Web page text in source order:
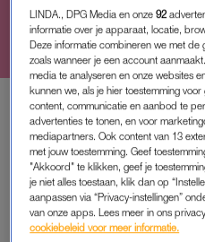
GESORTEERD
LICHAAM,
DIE ZE IN
KUNNEN
LEES
LINDA., DPG Media en onze92
informatie over je apparaat, locatie,
Deze informatie combineren we met de
zoals wanneer je een account
media te analyseren en onze websites
kunnen we, als je hier toestemming
content, communicatie en aanbod te
advertenties te tonen, en voor
mediapartners. Ook content van 13
met jouw toestemming. Geef
"Akkoord" te klikken, geef je
je niet alles toestaan, klik dan op
aanpassen via “Privacy-instellingen”
van onze apps. Lees meer in ons
cookiebeleid voor meer informatie.